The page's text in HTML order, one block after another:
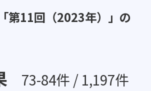
第11回（2023年）」の
73-84件 / 1,197件